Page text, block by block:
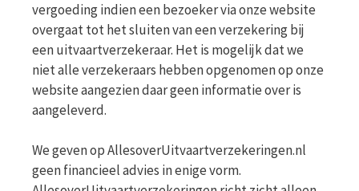
vergoeding indien een bezoeker via onze website
overgaat tot het sluiten van een verzekering bij
een uitvaartverzekeraar. Het is mogelijk dat we
niet alle verzekeraars hebben opgenomen op onze
website aangezien daar geen informatie over is
aangeleverd.
We geven op AllesoverUitvaartverzekeringen.nl
geen financieel advies in enige vorm.